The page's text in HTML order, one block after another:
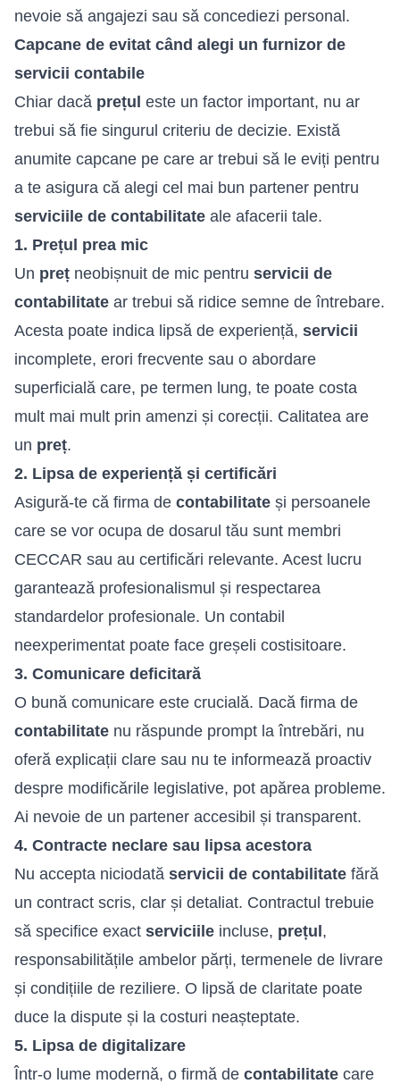
nevoie să angajezi sau să concediezi personal.
Capcane de evitat când alegi un furnizor de
servicii contabile
Chiar dacă prețul este un factor important, nu ar
trebui să fie singurul criteriu de decizie. Există
anumite capcane pe care ar trebui să le eviți pentru
a te asigura că alegi cel mai bun partener pentru
serviciile de contabilitate ale afacerii tale.
1. Prețul prea mic
Un preț neobișnuit de mic pentru servicii de
contabilitate ar trebui să ridice semne de întrebare.
Acesta poate indica lipsă de experiență, servicii
incomplete, erori frecvente sau o abordare
superficială care, pe termen lung, te poate costa
mult mai mult prin amenzi și corecții. Calitatea are
un preț.
2. Lipsa de experiență și certificări
Asigură-te că firma de contabilitate și persoanele
care se vor ocupa de dosarul tău sunt membri
CECCAR sau au certificări relevante. Acest lucru
garantează profesionalismul și respectarea
standardelor profesionale. Un contabil
neexperimentat poate face greșeli costisitoare.
3. Comunicare deficitară
O bună comunicare este crucială. Dacă firma de
contabilitate nu răspunde prompt la întrebări, nu
oferă explicații clare sau nu te informează proactiv
despre modificările legislative, pot apărea probleme.
Ai nevoie de un partener accesibil și transparent.
4. Contracte neclare sau lipsa acestora
Nu accepta niciodată servicii de contabilitate fără
un contract scris, clar și detaliat. Contractul trebuie
să specifice exact serviciile incluse, prețul ,
responsabilitățile ambelor părți, termenele de livrare
și condițiile de reziliere. O lipsă de claritate poate
duce la dispute și la costuri neașteptate.
5. Lipsa de digitalizare
Într-o lume modernă, o firmă de contabilitate care